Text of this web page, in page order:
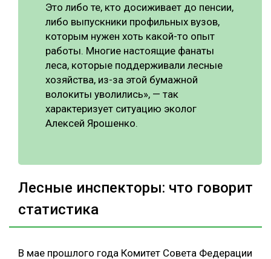
Это либо те, кто досиживает до пенсии,
либо выпускники профильных вузов,
которым нужен хоть какой-то опыт
работы. Многие настоящие фанаты
леса, которые поддерживали лесные
хозяйства, из-за этой бумажной
волокиты уволились», — так
характеризует ситуацию эколог
Алексей Ярошенко.
Лесные инспекторы: что говорит
статистика
В мае прошлого года Комитет Совета Федерации